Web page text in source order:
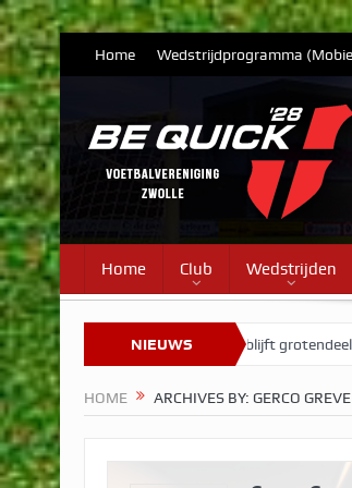
Home Wedstrijdprogramma
Home Club Wedstrijden
NIEUWS
Selectie Vrouwen 1 blijft grotendeels intact
HOME ARCHIVES BY: GERCO